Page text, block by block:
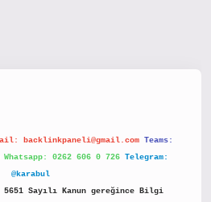
backlinkpaneli@gmail.com Teams:
Whatsapp: 0262 606 0 726 Telegram:
@karabul
Sayılı Kanun gereğince Bilgi